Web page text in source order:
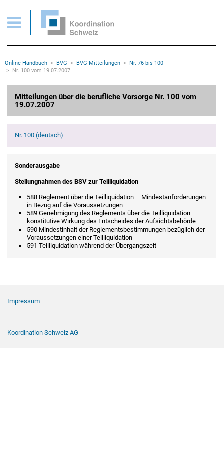
Wichtige Seiten
Home
Inhalt
Sitemap
Rootline Navigation
Online-Handbuch BVG BVG-Mitteilungen
Nr. 76 bis 100
Nr. 100 vom 19.07.2007
Mitteilungen über die berufliche Vorsorge Nr. 100 vom
19.07.2007
Nr. 100 (deutsch)
Sonderausgabe
Stellungnahmen des BSV zur Teilliquidation
588 Reglement über die Teilliquidation – Mindestanforderungen
in Bezug auf die Voraussetzungen
589 Genehmigung des Reglements über die Teilliquidation –
konstitutive Wirkung des Entscheides der Aufsichtsbehörde
590 Mindestinhalt der Reglementsbestimmungen bezüglich der
Voraussetzungen einer Teilliquidation
591 Teilliquidation während der Übergangszeit
Impressum
Koordination Schweiz AG